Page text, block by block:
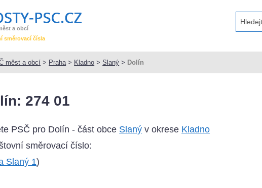
a obcí
směrovací čísla
měst a obcí > Praha > Kladno >Slaný > Dolín
274 01
PSČ pro Dolín - část obce Slaný v okrese Kladno
směrovací číslo:
Slaný 1)